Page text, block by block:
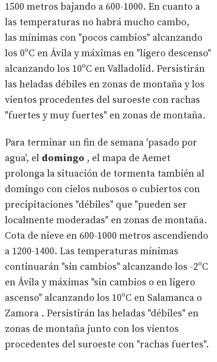
1500 metros bajando a 600-1000. En cuanto a
las temperaturas no habrá mucho cambo,
las mínimas con "pocos cambios" alcanzando
los 0ºC en Ávila y máximas en "ligero descenso"
alcanzando los 10ºC en Valladolid. Persistirán
las heladas débiles en zonas de montaña y los
vientos procedentes del suroeste con rachas
"fuertes y muy fuertes" en zonas de montaña.
Para terminar un fin de semana 'pasado por
agua', el domingo , el mapa de Aemet
prolonga la situación de tormenta también al
domingo con cielos nubosos o cubiertos con
precipitaciones "débiles" que "pueden ser
localmente moderadas" en zonas de montaña.
Cota de nieve en 600-1000 metros ascendiendo
a 1200-1400. Las temperaturas mínimas
continuarán "sin cambios" alcanzando los -2ºC
en Ávila y máximas "sin cambios o en ligero
ascenso" alcanzando los 10ºC en Salamanca o
Zamora . Persistirán las heladas "débiles" en
zonas de montaña junto con los vientos
procedentes del suroeste con "rachas fuertes".